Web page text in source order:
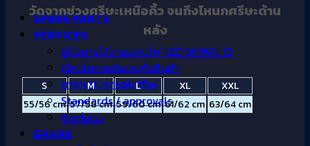
SPARE PARTS
SERVICES
คู่มือการใช้งานระบบไฟ LED SKWAL i3
เงื่อนไขการรับประกันสินค้า
ตารางขนาดรอบศรีษะ
Standards / approvals
ติดต่อเรา
SHARK
วัดจากช่วงศรีษะเหนือคิ้ว จนถึงโหนกศรีษะด้าน
หลัง
S M L XL
XXL
55/56 cm 57/58 cm 59/60 cm 61/62 cm 63/64 cm